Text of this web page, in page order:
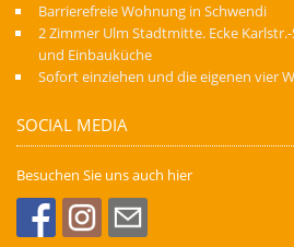
Barrierefreie Wohnung in Schwendi
2 Zimmer Ulm Stadtmitte. Ecke
und Einbauküche
Sofort einziehen und die eigenen vier
SOCIAL MEDIA
Besuchen Sie uns auch hier